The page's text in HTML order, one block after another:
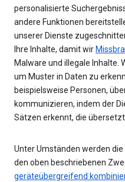
personalisierte
andere Funktionen
unserer Dienste
Ihre Inhalte, damit wir
Malware und illegale Inhalte.
um Muster in Daten zu
beispielsweise Personen,
kommunizieren, indem der
Sätzen erkennt, die übersetzt
Unter Umständen werden
den oben beschriebenen
geräteübergreifend